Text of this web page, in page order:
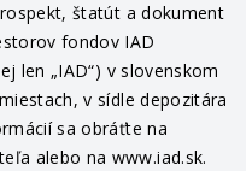
štatút a dokument
fondov IAD
len „IAD“) v slovenskom
v sídle depozitára
sa obráťte na
alebo na www.iad.sk.